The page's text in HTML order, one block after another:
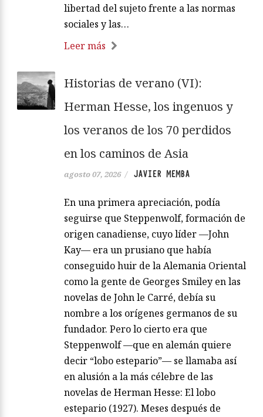
libertad del sujeto frente a las normas
sociales y las…
Leer más
Historias de verano (VI):
Herman Hesse, los ingenuos y
los veranos de los 70 perdidos
en los caminos de Asia
agosto 07, 2026 / JAVIER MEMBA
En una primera apreciación, podía
seguirse que Steppenwolf, formación de
origen canadiense, cuyo líder —John
Kay— era un prusiano que había
conseguido huir de la Alemania Oriental
como la gente de Georges Smiley en las
novelas de John le Carré, debía su
nombre a los orígenes germanos de su
fundador. Pero lo cierto era que
Steppenwolf —que en alemán quiere
decir “lobo estepario”— se llamaba así
en alusión a la más célebre de las
novelas de Herman Hesse: El lobo
estepario (1927). Meses después de